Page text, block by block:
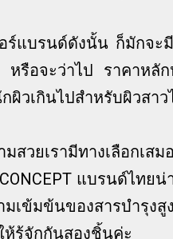
ร์แบรนด์ดังนั้น ก็มักจ
หรือจะว่าไป ราคาหลั
ผิวเกินไปสำหรับผิวสาว
มสวยเรามีทางเลือกเ
แบรนด์ไท
เข้มข้นของสารบำรุง
ห้รู้จักกันสองชิ้นค่ะ